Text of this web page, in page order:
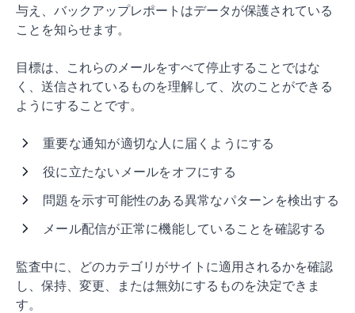
与え、バックアップレポートはデータが保護されている
ことを知らせます。
目標は、これらのメールをすべて停止することではな
く、送信されているものを理解して、次のことができる
ようにすることです。
重要な通知が適切な人に届くようにする
役に立たないメールをオフにする
問題を示す可能性のある異常なパターンを検出する
メール配信が正常に機能していることを確認する
監査中に、どのカテゴリがサイトに適用されるかを確認
し、保持、変更、または無効にするものを決定できま
す。